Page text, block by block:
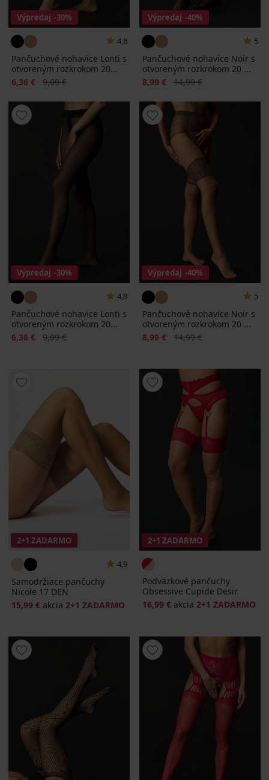
Výpredaj -30%
4,8
Pančuchové nohavice Lonti s
otvoreným rozkrokom 20...
Zľava
6,36 € Pôvodná cena
9,09 €
Výpredaj -40%
5
Pančuchové nohavice Noir s
otvoreným rozkrokom 20 ...
Zľava
8,99 € Pôvodná cena
14,99 €
Výpredaj -30%
4,8
Pančuchové nohavice Lonti s
otvoreným rozkrokom 20...
Zľava
6,36 € Pôvodná cena
9,09 €
Výpredaj -40%
5
Pančuchové nohavice Noir s
otvoreným rozkrokom 20 ...
Zľava
8,99 € Pôvodná cena
14,99 €
2+1 ZADARMO
4,9
Samodržiace pančuchy
Nicole 17 DEN
15,99 € akcia 2+1 ZADARMO
2+1 ZADARMO
Podväzkové pančuchy
Obsessive Cupide Desir
16,99 € akcia 2+1 ZADARMO